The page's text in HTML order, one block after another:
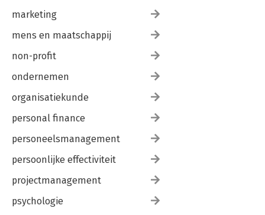
marketing
mens en maatschappij
non-profit
ondernemen
organisatiekunde
personal finance
personeelsmanagement
persoonlijke effectiviteit
projectmanagement
psychologie